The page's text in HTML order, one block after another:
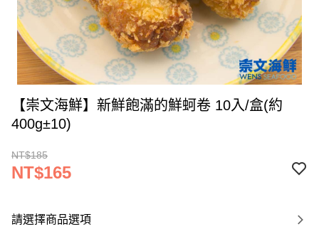
【崇文海鮮】新鮮飽滿的鮮蚵卷 10入/盒(約
400g±10)
NT$185
NT$165
請選擇商品選項